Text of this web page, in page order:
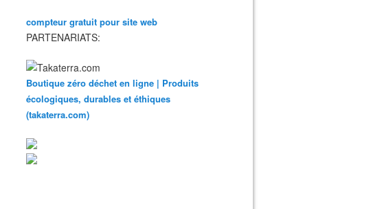
compteur gratuit pour site web
PARTENARIATS:
Boutique zéro déchet en ligne | Produits
écologiques, durables et éthiques
(takaterra.com)